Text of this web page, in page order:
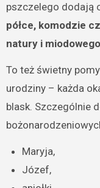
pszczelego dodają
półce, komodzie
natury i
To też świetny
urodziny – każda
blask. Szczególnie
Maryja,
Józef,